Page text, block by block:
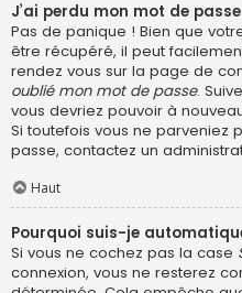
J’ai perdu mon mot de
Pas de panique ! Bien que
être récupéré, il peut
rendez vous sur la page de
oublié mon mot de passe.
vous devriez pouvoir à
Si toutefois vous ne parveniez
passe, contactez un
Haut
Pourquoi suis-je
Si vous ne cochez pas la case
connexion, vous ne resterez